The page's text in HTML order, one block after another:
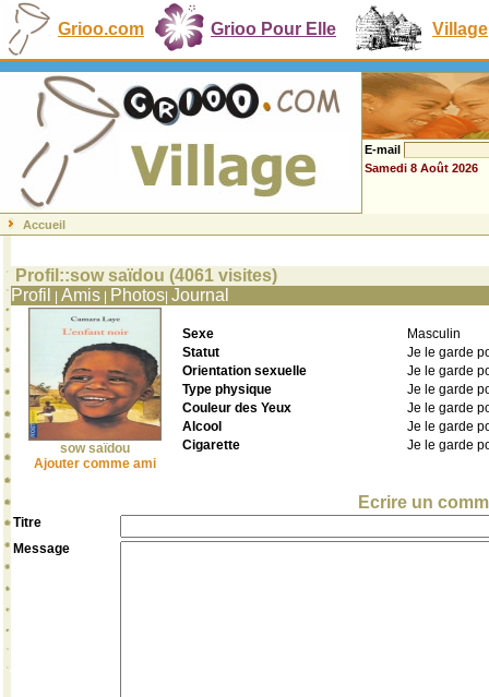
Grioo.com Grioo Pour Elle Village
E-mail
Samedi 8 Août 2026
Accueil
Profil::sow saïdou (4061 visites)
Profil
Amis Photos Journal
sow saïdou
Ajouter comme ami
Sexe
Masculin
Statut
Je le garde
Orientation sexuelle
Je le garde
Type physique
Je le garde
Couleur des Yeux
Je le garde
Alcool
Je le garde
Cigarette
Je le garde
Ecrire un
Titre
Message